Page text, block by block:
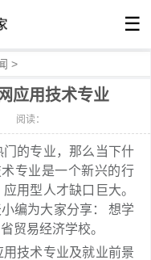
☰
>
应用技术专业
阅读：
的专业，那么当下什
专业是一个新兴的行
用型人才缺口巨大。
编为大家分享： 想学
贸易经济学校。
技术专业及就业前景